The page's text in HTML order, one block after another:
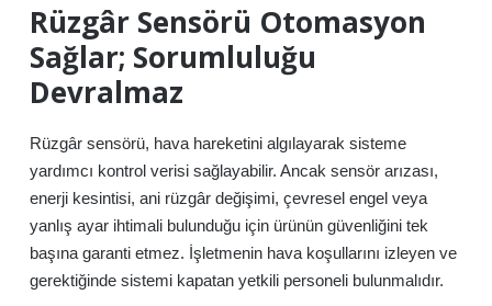
Rüzgâr Sensörü Otomasyon
Sağlar; Sorumluluğu
Devralmaz
Rüzgâr sensörü, hava hareketini algılayarak sisteme
yardımcı kontrol verisi sağlayabilir. Ancak sensör arızası,
enerji kesintisi, ani rüzgâr değişimi, çevresel engel veya
yanlış ayar ihtimali bulunduğu için ürünün güvenliğini tek
başına garanti etmez. İşletmenin hava koşullarını izleyen ve
gerektiğinde sistemi kapatan yetkili personeli bulunmalıdır.